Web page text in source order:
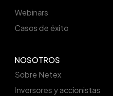
Webinars
Casos de éxito
NOSOTROS
Sobre Netex
Inversores y accionistas